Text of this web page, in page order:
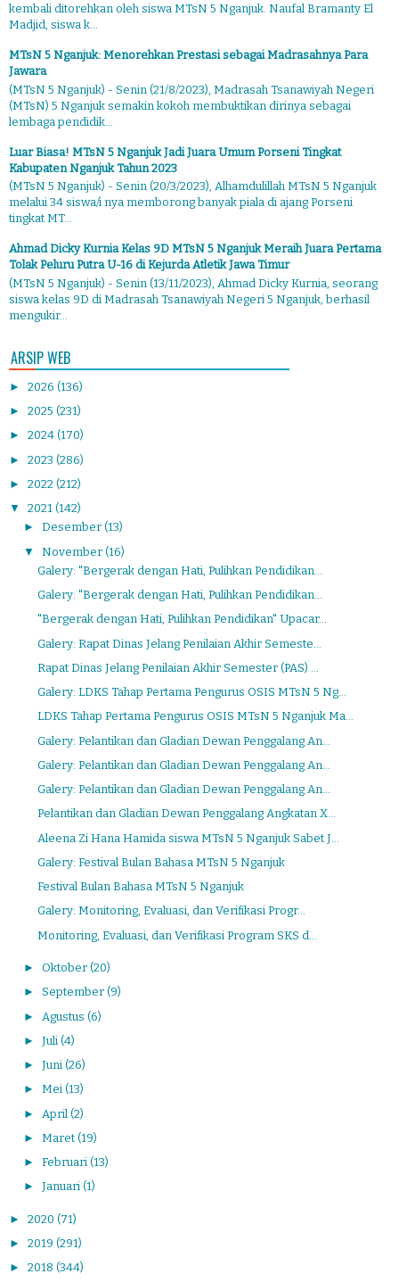
kembali ditorehkan oleh siswa MTsN 5 Nganjuk. Naufal Bramanty El
Madjid, siswa k...
MTsN 5 Nganjuk: Menorehkan Prestasi sebagai Madrasahnya Para
Jawara
(MTsN 5 Nganjuk) - Senin (21/8/2023), Madrasah Tsanawiyah Negeri
(MTsN) 5 Nganjuk semakin kokoh membuktikan dirinya sebagai
lembaga pendidik...
Luar Biasa! MTsN 5 Nganjuk Jadi Juara Umum Porseni Tingkat
Kabupaten Nganjuk Tahun 2023
(MTsN 5 Nganjuk) - Senin (20/3/2023), Alhamdulillah MTsN 5 Nganjuk
melalui 34 siswa/i nya memborong banyak piala di ajang Porseni
tingkat MT...
Ahmad Dicky Kurnia Kelas 9D MTsN 5 Nganjuk Meraih Juara Pertama
Tolak Peluru Putra U-16 di Kejurda Atletik Jawa Timur
(MTsN 5 Nganjuk) - Senin (13/11/2023), Ahmad Dicky Kurnia, seorang
siswa kelas 9D di Madrasah Tsanawiyah Negeri 5 Nganjuk, berhasil
mengukir...
ARSIP WEB
► 2026 (136)
► 2025 (231)
► 2024 (170)
► 2023 (286)
► 2022 (212)
▼ 2021 (142)
► Desember (13)
▼ November (16)
Galery: "Bergerak dengan Hati, Pulihkan Pendidikan...
Galery: "Bergerak dengan Hati, Pulihkan Pendidikan...
"Bergerak dengan Hati, Pulihkan Pendidikan" Upacar...
Galery: Rapat Dinas Jelang Penilaian Akhir Semeste...
Rapat Dinas Jelang Penilaian Akhir Semester (PAS) ...
Galery: LDKS Tahap Pertama Pengurus OSIS MTsN 5 Ng...
LDKS Tahap Pertama Pengurus OSIS MTsN 5 Nganjuk Ma...
Galery: Pelantikan dan Gladian Dewan Penggalang An...
Galery: Pelantikan dan Gladian Dewan Penggalang An...
Galery: Pelantikan dan Gladian Dewan Penggalang An...
Pelantikan dan Gladian Dewan Penggalang Angkatan X...
Aleena Zi Hana Hamida siswa MTsN 5 Nganjuk Sabet J...
Galery: Festival Bulan Bahasa MTsN 5 Nganjuk
Festival Bulan Bahasa MTsN 5 Nganjuk
Galery: Monitoring, Evaluasi, dan Verifikasi Progr...
Monitoring, Evaluasi, dan Verifikasi Program SKS d...
► Oktober (20)
► September (9)
► Agustus (6)
► Juli (4)
► Juni (26)
► Mei (13)
► April (2)
► Maret (19)
► Februari (13)
► Januari (1)
► 2020 (71)
► 2019 (291)
► 2018 (344)